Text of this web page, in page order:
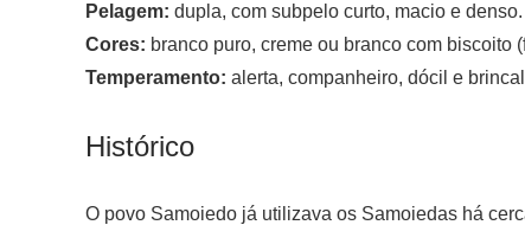
Pelagem: dupla, com subpelo curto, macio e
Cores: branco puro, creme ou branco com
Temperamento: alerta, companheiro, dócil e
Histórico
O povo Samoiedo já utilizava os Samoiedas há